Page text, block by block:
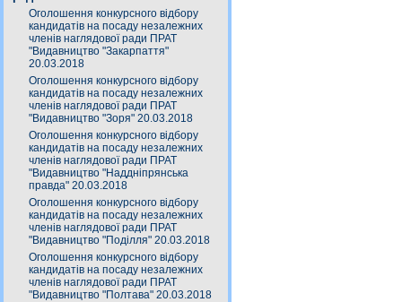
Оголошення конкурсного відбору
кандидатів на посаду незалежних
членів наглядової ради ПРАТ
"Видавництво "Закарпаття"
20.03.2018
Оголошення конкурсного відбору
кандидатів на посаду незалежних
членів наглядової ради ПРАТ
"Видавництво "Зоря" 20.03.2018
Оголошення конкурсного відбору
кандидатів на посаду незалежних
членів наглядової ради ПРАТ
"Видавництво "Наддніпрянська
правда" 20.03.2018
Оголошення конкурсного відбору
кандидатів на посаду незалежних
членів наглядової ради ПРАТ
"Видавництво "Поділля" 20.03.2018
Оголошення конкурсного відбору
кандидатів на посаду незалежних
членів наглядової ради ПРАТ
"Видавництво "Полтава" 20.03.2018